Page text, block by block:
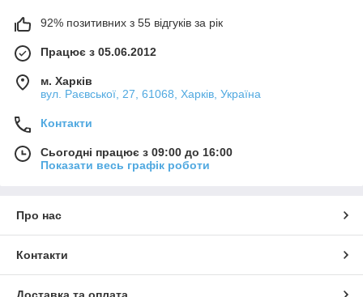
92% позитивних з 55 відгуків за рік
Працює з 05.06.2012
м. Харків
вул. Раєвської, 27, 61068, Харків, Україна
Контакти
Сьогодні працює з 09:00 до 16:00
Показати весь графік роботи
Про нас
Контакти